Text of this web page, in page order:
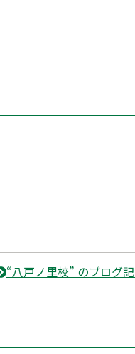
“八戸ノ里校” のブログ